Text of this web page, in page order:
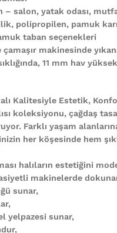
– salon, yatak odası,
polipropilen, pamuk
taban seçenekleri
çamaşır makinesinde
11 mm hav
Kalitesiyle Estetik,
koleksiyonu, çağdaş
Farklı yaşam
her köşesinde hem
halıların estetiğini
makinelerde
sunar,
yelpazesi sunar,